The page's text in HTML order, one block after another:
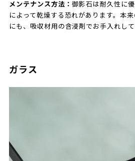
メンテナンス方法：御影石は耐久性に
によって乾燥する恐れがあります。本
にも、吸収材用の含浸剤でお手入れして
ガラス